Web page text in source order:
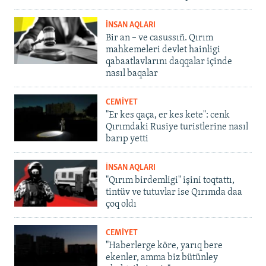
İNSAN AQLARI
Bir an – ve casussıñ. Qırım
mahkemeleri devlet hainligi
qabaatlavlarını daqqalar içinde
nasıl baqalar
CEMİYET
"Er kes qaça, er kes kete": cenk
Qırımdaki Rusiye turistlerine nasıl
barıp yetti
İNSAN AQLARI
"Qırım birdemligi" işini toqtattı,
tintüv ve tutuvlar ise Qırımda daa
çoq oldı
CEMİYET
"Haberlerge köre, yarıq bere
ekenler, amma biz bütünley